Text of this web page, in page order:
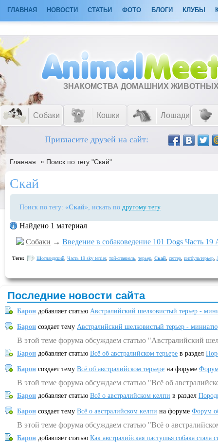
ГЛАВНАЯ НОВОСТИ СТАТЬИ ФОТО БЛОГИ КЛУБЫ
ЗНАКОМСТВА ДОМАШНИХ
Собаки Кошки Лошади
Пригласите друзей на сайт:
Главная » Поиск по тегу "Скай"
Скай
Поиск по тегу: «Скай», искать по другому тегу
Найдено 1 материал
Собаки → Введение в собаковедение 101 Dogs Часть 19
Теги: Шотландский Часть 19 sky terrier, той-спаниель терьер Скай сеттер питбультерьер
Последние новости сайта
Барон добавляет статью Австралийский шелковистый терьер -
Барон создает тему Австралийский шелковистый терьер -
В этой теме форума обсуждаем статью "Австралийский
Барон добавляет статью Всё об австралийском терьере в раздел
Барон создает тему Всё об австралийском терьере на форуме
В этой теме форума обсуждаем статью "Всё об
Барон добавляет статью Всё о австралийском келпи в раздел
Барон создает тему Всё о австралийском келпи на форуме Форум
В этой теме форума обсуждаем статью "Всё о
Барон добавляет статью Как австралийская пастушья собака